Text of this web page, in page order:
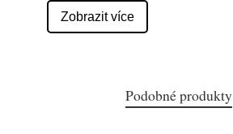
Zobrazit více
Podobné produkty